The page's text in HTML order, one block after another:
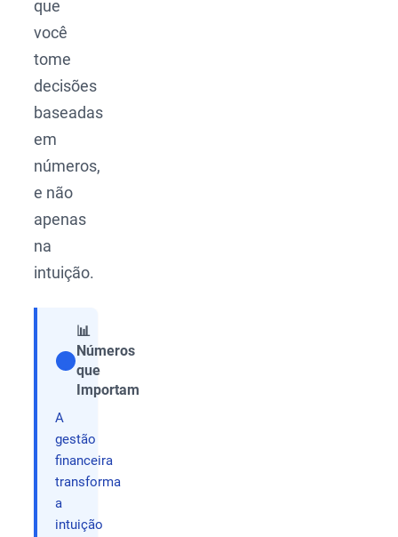
que
você
tome
decisões
baseadas
em
números,
e não
apenas
na
intuição.
📊
Números
que
Importam
A
gestão
financeira
transforma
a
intuição